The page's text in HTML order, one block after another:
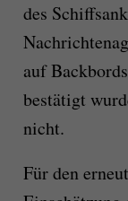
des
auf
bestätigt
nicht.
Für den